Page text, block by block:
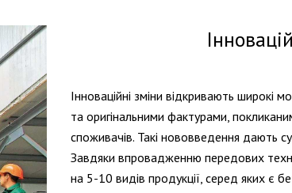
Інноваційні зміни відкривають широкі
та оригінальними фактурами,
споживачів. Такі нововведення дають
Завдяки впровадженню передових
на 5-10 видів продукції, серед яких є